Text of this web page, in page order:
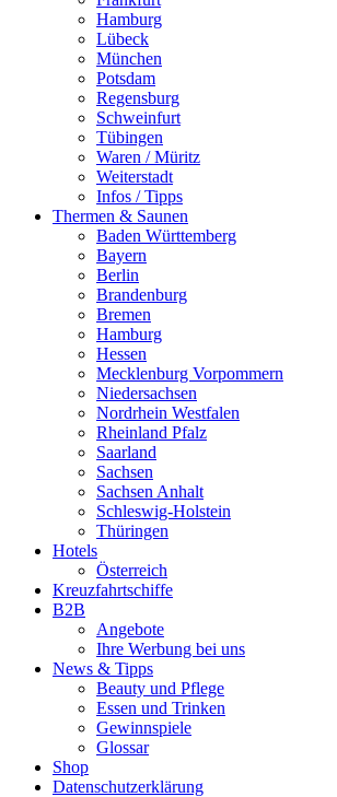
Hamburg
Lübeck
München
Potsdam
Regensburg
Schweinfurt
Tübingen
Waren / Müritz
Weiterstadt
Infos / Tipps
Thermen & Saunen
Baden Württemberg
Bayern
Berlin
Brandenburg
Bremen
Hamburg
Hessen
Mecklenburg Vorpommern
Niedersachsen
Nordrhein Westfalen
Rheinland Pfalz
Saarland
Sachsen
Sachsen Anhalt
Schleswig-Holstein
Thüringen
Hotels
Österreich
Kreuzfahrtschiffe
B2B
Angebote
Ihre Werbung bei uns
News & Tipps
Beauty und Pflege
Essen und Trinken
Gewinnspiele
Glossar
Shop
Datenschutzerklärung